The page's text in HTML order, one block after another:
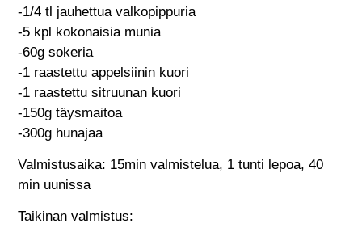
-1/4 tl jauhettua valkopippuria
-5 kpl kokonaisia munia
-60g sokeria
-1 raastettu appelsiinin kuori
-1 raastettu sitruunan kuori
-150g täysmaitoa
-300g hunajaa
Valmistusaika: 15min valmistelua, 1 tunti lepoa, 40
min uunissa
Taikinan valmistus: